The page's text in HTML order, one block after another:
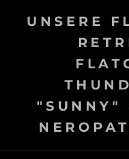
UNSERE
"SUNNY"